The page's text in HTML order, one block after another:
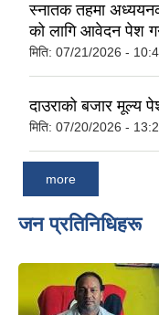
स्नातक तहमा
को लागि आवेदन पेश
मिति: 07/21/2026 -
दाउराको बजार मूल्य
मिति: 07/20/2026 -
more
जन प्रतिनिधिहरू